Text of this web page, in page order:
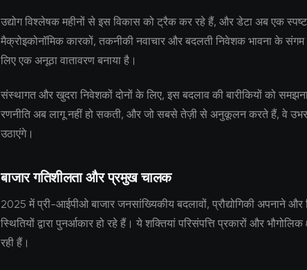
उद्योग विश्लेषक महीनों से इस विकास को ट्रैक कर रहे हैं, और डेटा अब एक
मैक्रोइकोनॉमिक कारकों, तकनीकी नवाचार और बदलती निवेशक भावना के
लिए एक अनूठा वातावरण बनाया है।
संस्थागत और खुदरा निवेशकों दोनों के लिए, इस बदलाव की बारीकियों को
रणनीति अब लागू नहीं हो सकती, और जो सबसे तेज़ी से अनुकूलन करते हैं, वे
उठाएंगे।
बाजार गतिशीलता और प्रमुख चालक
2025 में प्री-आईपीओ बाजार जनसांख्यिकीय बदलावों, प्रौद्योगिकी अपनाने और
स्थितियों द्वारा पुनर्आकार हो रहे हैं। ये शक्तियां परिसंपत्ति प्रकारों और भौगोलिक
रही हैं।